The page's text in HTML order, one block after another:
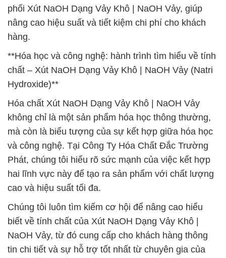
phối Xút NaOH Dạng Vảy Khô | NaOH Vảy, giúp
nâng cao hiệu suất và tiết kiệm chi phí cho khách
hàng.
**Hóa học và công nghệ: hành trình tìm hiểu về tính
chất – Xút NaOH Dạng Vảy Khô | NaOH Vảy (Natri
Hydroxide)**
Hóa chất Xút NaOH Dạng Vảy Khô | NaOH Vảy
không chỉ là một sản phẩm hóa học thông thường,
mà còn là biểu tượng của sự kết hợp giữa hóa học
và công nghệ. Tại Công Ty Hóa Chất Đắc Trường
Phát, chúng tôi hiểu rõ sức mạnh của việc kết hợp
hai lĩnh vực này để tạo ra sản phẩm với chất lượng
cao và hiệu suất tối đa.
Chúng tôi luôn tìm kiếm cơ hội để nâng cao hiểu
biết về tính chất của Xút NaOH Dạng Vảy Khô |
NaOH Vảy, từ đó cung cấp cho khách hàng thông
tin chi tiết và sự hỗ trợ tốt nhất từ chuyên gia của